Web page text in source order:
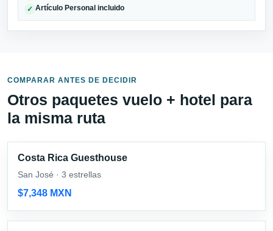
✓ Artículo Personal incluido
COMPARAR ANTES DE DECIDIR
Otros paquetes vuelo + hotel para
la misma ruta
Costa Rica Guesthouse
San José · 3 estrellas
$7,348 MXN